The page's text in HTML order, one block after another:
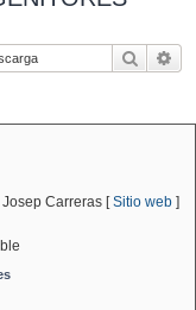
Buscar
Carreras [Sitio web ]